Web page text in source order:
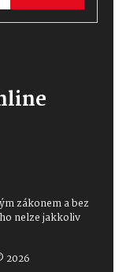
zákonem a bez
nelze jakkoliv
2026